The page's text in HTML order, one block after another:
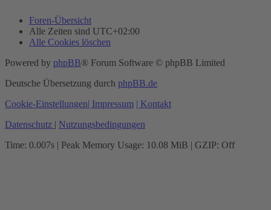
Foren-Übersicht
Alle Zeiten sind UTC+02:00
Alle Cookies löschen
Powered by phpBB® Forum Software © phpBB Limited
Deutsche Übersetzung durch phpBB.de
Cookie-Einstellungen| Impressum | Kontakt
Datenschutz | Nutzungsbedingungen
Time: 0.007s | Peak Memory Usage: 10.08 MiB | GZIP: Off